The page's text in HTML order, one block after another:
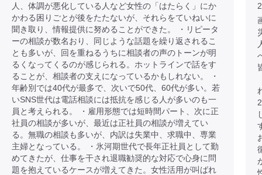
人、体調が悪化している人など女性の「はたらく」にか
かわる困りごとが後をたたないが、それらをていねいに
聞き取り、情報提供に努めることができた。 ・リピータ
ーの相談が数名おり、同じような話題を繰り返されるこ
とも多いが、回を重ねるうちに相談者の声のトーンが明
るくなってくるのが感じられる。ホットラインで話をす
ることが、相談者の支えになっているかもしれない。 ・
年齢別では40代が最多で、次いで50代、60代が多い。若
いSNS世代は電話相談には抵抗を感じる人が多いのも一
員と考えられる。 ・雇用形態では短時間パート、次に正
社員の相談が多いが、最近は正社員の相談が増えてい
る。無職の相談も多いが、内訳は失業中、求職中、専業
主婦となっている。 ・氷河期世代で長年正社員として勤
めてきたが、仕事を干され退職勧奨的な対応で心身に問
題を抱えているケースが増えてきた。女性活用が叫ばれ